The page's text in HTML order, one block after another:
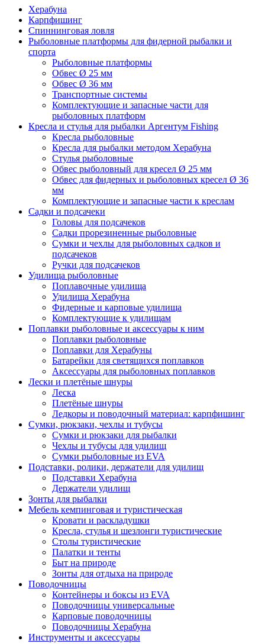
Херабуна
Карпфишинг
Спиннинговая ловля
Рыболовные платформы для фидерной рыбалки и
спорта
Рыболовные платформы
Обвес Ø 25 мм
Обвес Ø 36 мм
Транспортные системы
Комплектующие и запасные части для
рыболовных платформ
Кресла и стулья для рыбалки Аргентум Fishing
Кресла рыболовные
Кресла для рыбалки методом Херабуна
Стулья рыболовные
Обвес рыболовный для кресел Ø 25 мм
Обвес для фидерных и рыболовных кресел Ø 36
мм
Комплектующие и запасные части к креслам
Садки и подсачеки
Головы для подсачеков
Садки прорезиненные рыболовные
Сумки и чехлы для рыболовных садков и
подсачеков
Ручки для подсачеков
Удилища рыболовные
Поплавочные удилища
Удилища Херабуна
Фидерные и карповые удилища
Комплектующие к удилищам
Поплавки рыболовные и аксессуары к ним
Поплавки рыболовные
Поплавки для Херабуны
Батарейки для светящихся поплавков
Аксессуары для рыболовных поплавков
Лески и плетёные шнуры
Леска
Плетёные шнуры
Ледкоры и поводочный материал: карпфишинг
Сумки, рюкзаки, чехлы и тубусы
Сумки и рюкзаки для рыбалки
Чехлы и тубусы для удилищ
Сумки рыболовные из EVA
Подставки, ролики, держатели для удилищ
Подставки Херабуна
Держатели удилищ
Зонты для рыбалки
Мебель кемпинговая и туристическая
Кровати и раскладушки
Кресла, стулья и шезлонги туристические
Столы туристические
Палатки и тенты
Быт на природе
Зонты для отдыха на природе
Поводочницы
Контейнеры и боксы из EVA
Поводочницы универсальные
Карповые поводочницы
Поводочницы Херабуна
Инструменты и аксессуары